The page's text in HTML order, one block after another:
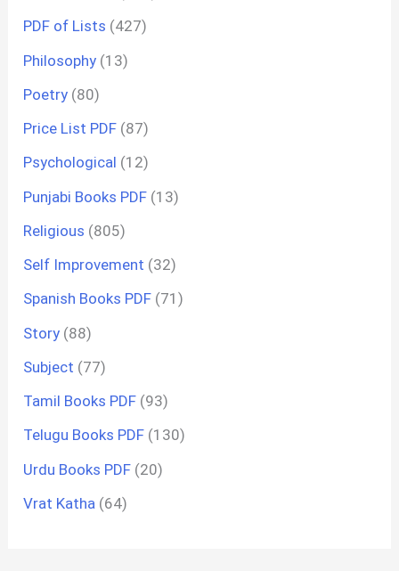
PDF of Lists (427)
Philosophy (13)
Poetry (80)
Price List PDF (87)
Psychological (12)
Punjabi Books PDF (13)
Religious (805)
Self Improvement (32)
Spanish Books PDF (71)
Story (88)
Subject (77)
Tamil Books PDF (93)
Telugu Books PDF (130)
Urdu Books PDF (20)
Vrat Katha (64)